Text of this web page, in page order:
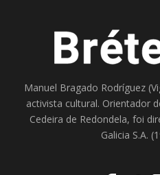
Manuel Bragado Rodríguez
activista cultural. Orientador
Cedeira de Redondela, foi
Galicia S.A.